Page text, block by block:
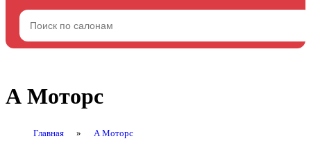
А Моторс
Главная » А Моторс